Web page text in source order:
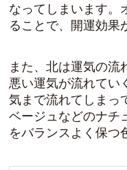
なってしまいます。
ることで、開運効果
また、北は運気の流
悪い運気が流れてい
気まで流れてしまっ
ベージュなどのナチ
をバランスよく保つ